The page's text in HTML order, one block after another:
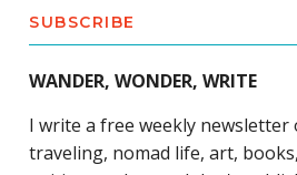
SUBSCRIBE
WANDER, WONDER, WRITE
I write a free weekly newsletter
traveling, nomad life, art,